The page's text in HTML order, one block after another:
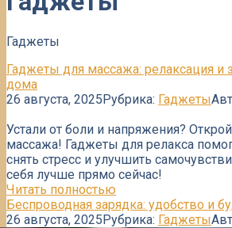
Гаджеты
Гаджеты для массажа: релаксация и
дома
26 августа, 2025Рубрика: Гаджеты
Устали от боли и напряжения?
массажа! Гаджеты для релакса
снять стресс и улучшить
себя лучше прямо сейчас!
Читать полностью
Беспроводная зарядка: удобство и
26 августа, 2025Рубрика: Гаджеты